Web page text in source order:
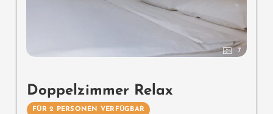
7
Doppelzimmer Relax
FÜR 2 PERSONEN VERFÜGBAR